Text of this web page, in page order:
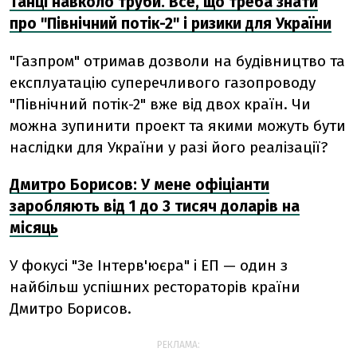
про "Північний потік-2" і ризики для України
"Газпром" отримав дозволи на будівництво та
експлуатацію суперечливого газопроводу
"Північний потік-2" вже від двох країн. Чи
можна зупинити проект та якими можуть бути
наслідки для України у разі його реалізації?
Дмитро Борисов: У мене офіціанти
заробляють від 1 до 3 тисяч доларів на
місяць
У фокусі "Зе Інтерв'юєра" і ЕП — один з
найбільш успішних рестораторів країни
Дмитро Борисов.
РЕКЛАМА: